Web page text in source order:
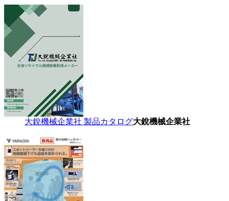
大銳機械企業社 製品カタログ大銳機械企業社